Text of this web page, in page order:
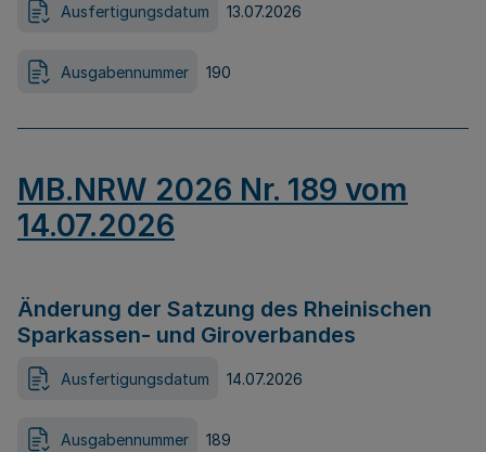
Ausfertigungsdatum 13.07.2026
Ausgabennummer 190
MB.NRW 2026 Nr. 189 vom
14.07.2026
Änderung der Satzung des Rheinischen
Sparkassen- und Giroverbandes
Ausfertigungsdatum 14.07.2026
Ausgabennummer 189